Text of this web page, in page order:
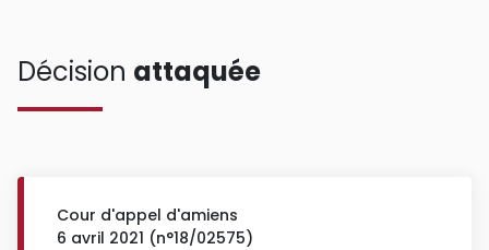
Décision attaquée
Cour d'appel d'amiens
6 avril 2021 (n°18/02575)